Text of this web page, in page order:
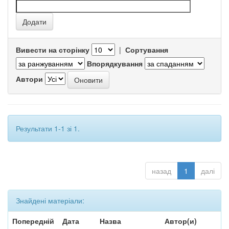
Вивести на сторінку | Сортування
Впорядкування
Автори
Результати 1-1 зі 1.
назад 1 далі
Знайдені матеріали:
Попередній
Дата
Назва Автор(и)